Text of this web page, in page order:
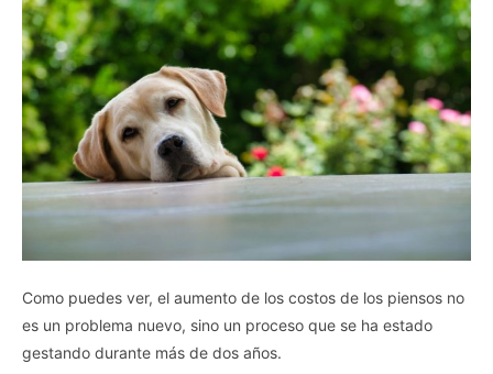
Como puedes ver, el aumento de los costos de los piensos no
es un problema nuevo, sino un proceso que se ha estado
gestando durante más de dos años.